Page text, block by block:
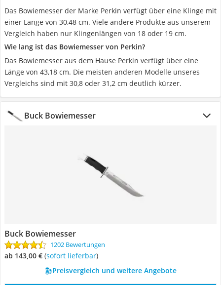
Das Bowiemesser der Marke Perkin verfügt über eine Klinge mit
einer Länge von 30,48 cm. Viele andere Produkte aus unserem
Vergleich haben nur Klingenlängen von 18 oder 19 cm.
Wie lang ist das Bowiemesser von Perkin?
Das Bowiemesser aus dem Hause Perkin verfügt über eine
Länge von 43,18 cm. Die meisten anderen Modelle unseres
Vergleichs sind mit 30,8 oder 31,2 cm deutlich kürzer.
Buck Bowiemesser
Buck Bowiemesser
1202 Bewertungen
ab 143,00 € ( Sofort lieferbar)
Preisvergleich und weitere Angebote